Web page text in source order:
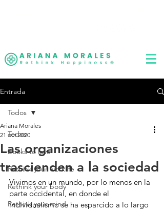
Entrada
Todos
Books to love
Rethink your worklife
Rethink your body
Rethink your mind
Todos
Las organizaciones
trascienden a la sociedad
Ariana Morales
21 oct 2020
Vivimos en un mundo, por lo menos en la
parte occidental, en donde el
individualismo se ha esparcido a lo largo